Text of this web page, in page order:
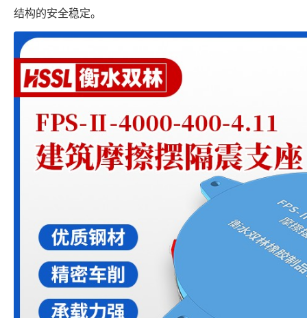
结构的安全稳定。